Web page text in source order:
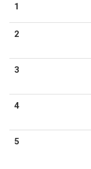
1
2
3
4
5